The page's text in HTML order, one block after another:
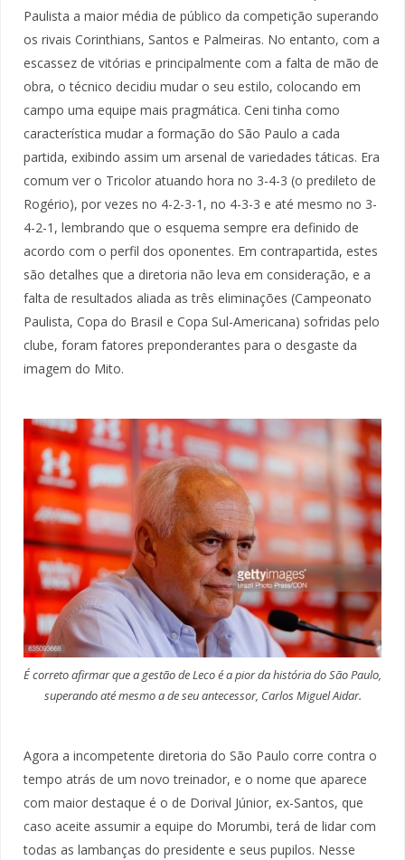
Paulista a maior média de público da competição superando
os rivais Corinthians, Santos e Palmeiras. No entanto, com a
escassez de vitórias e principalmente com a falta de mão de
obra, o técnico decidiu mudar o seu estilo, colocando em
campo uma equipe mais pragmática. Ceni tinha como
característica mudar a formação do São Paulo a cada
partida, exibindo assim um arsenal de variedades táticas. Era
comum ver o Tricolor atuando hora no 3-4-3 (o predileto de
Rogério), por vezes no 4-2-3-1, no 4-3-3 e até mesmo no 3-
4-2-1, lembrando que o esquema sempre era definido de
acordo com o perfil dos oponentes. Em contrapartida, estes
são detalhes que a diretoria não leva em consideração, e a
falta de resultados aliada as três eliminações (Campeonato
Paulista, Copa do Brasil e Copa Sul-Americana) sofridas pelo
clube, foram fatores preponderantes para o desgaste da
imagem do Mito.
É correto afirmar que a gestão de Leco é a pior da história do São Paulo,
superando até mesmo a de seu antecessor, Carlos Miguel Aidar.
Agora a incompetente diretoria do São Paulo corre contra o
tempo atrás de um novo treinador, e o nome que aparece
com maior destaque é o de Dorival Júnior, ex-Santos, que
caso aceite assumir a equipe do Morumbi, terá de lidar com
todas as lambanças do presidente e seus pupilos. Nesse